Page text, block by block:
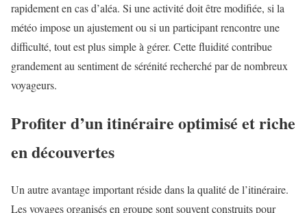
rapidement en cas d’aléa. Si une activité doit être modifiée, si la
météo impose un ajustement ou si un participant rencontre une
difficulté, tout est plus simple à gérer. Cette fluidité contribue
grandement au sentiment de sérénité recherché par de nombreux
voyageurs.
Profiter d’un itinéraire optimisé et riche
en découvertes
Un autre avantage important réside dans la qualité de l’itinéraire.
Les voyages organisés en groupe sont souvent construits pour